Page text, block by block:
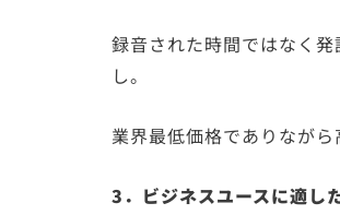
録音された時間ではなく
し。
業界最低価格でありながら
3．ビジネスユースに適し